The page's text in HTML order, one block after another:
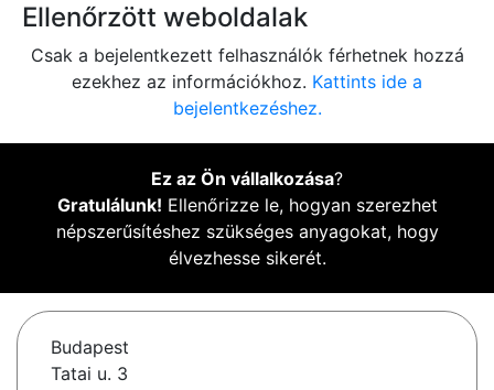
Ellenőrzött weboldalak
Csak a bejelentkezett felhasználók férhetnek hozzá
ezekhez az információkhoz. Kattints ide a
bejelentkezéshez.
Ez az Ön vállalkozása?
Gratulálunk! Ellenőrizze le, hogyan szerezhet
népszerűsítéshez szükséges anyagokat, hogy
élvezhesse sikerét.
Budapest
Tatai u. 3